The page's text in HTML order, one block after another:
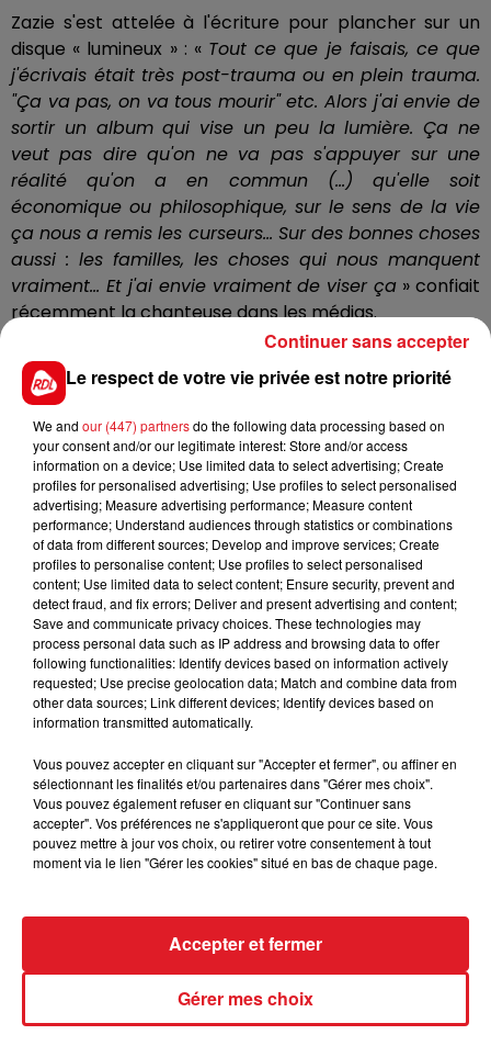
Zazie s'est attelée à l'écriture pour plancher sur un
disque « lumineux » : « Tout ce que je faisais, ce que
j'écrivais était très post-trauma ou en plein trauma.
"Ça va pas, on va tous mourir" etc. Alors j'ai envie de
sortir un album qui vise un peu la lumière. Ça ne
veut pas dire qu'on ne va pas s'appuyer sur une
réalité qu'on a en commun (...) qu'elle soit
économique ou philosophique, sur le sens de la vie
ça nous a remis les curseurs... Sur des bonnes choses
aussi : les familles, les choses qui nous manquent
vraiment... Et j'ai envie vraiment de viser ça » confiait
récemment la chanteuse dans les médias.
Sur sa page Facebook, Zazie confirme son retour à
travers une courte vidéo prise sur le tournage de son
nouveau clip : «Je suis actuellement sur mon clip,
d'où le décor qui est en train de se casser la figure.
Clip de mon prochain single, qui s'appelle … je vous
dis pas, qui va sortir… je vous dis pas, mais très
bientôt». «Ça je vous le dis : vraiment très bientôt »
Le grand retour de la chanteuse est-il pour ce
vendredi ? Réponse dans quelques jours…
FIL D'ACTUS
BÉTHUNE: ENQUÊTE POUR HOMICIDE
VOLONTAIRE EN COURS, APRÈS LA...
Selon les premiers éléments, le logement servait
à des prostituées
Le respect de votre vie privée est notre priorité
We and our (447) partnersdo the following data processing based on
your consent and/or our legitimate interest: Store and/or access
information on a device; Use limited data to select advertising; Create
profiles for personalised advertising; Use profiles to select personalised
advertising; Measure advertising performance; Measure content
performance; Understand audiences through statistics or combinations
of data from different sources; Develop and improve services; Create
profiles to personalise content; Use profiles to select personalised
content; Use limited data to select content; Ensure security, prevent and
detect fraud, and fix errors; Deliver and present advertising and content;
Save and communicate privacy choices. These technologies may
process personal data such as IP address and browsing data to offer
following functionalities: Identify devices based on information actively
requested; Use precise geolocation data; Match and combine data from
other data sources; Link different devices; Identify devices based on
information transmitted automatically.
Vous pouvez accepter en cliquant sur "Accepter et fermer", ou affiner en
sélectionnant les finalités et/ou partenaires dans "Gérer mes choix".
Vous pouvez également refuser en cliquant sur "Continuer sans
accepter". Vos préférences ne s'appliqueront que pour ce site. Vous
pouvez mettre à jour vos choix, ou retirer votre consentement à tout
moment via le lien "Gérer les cookies" situé en bas de chaque page.
Gérer mes choix
Accepter et fermer
Continuer sans accepter